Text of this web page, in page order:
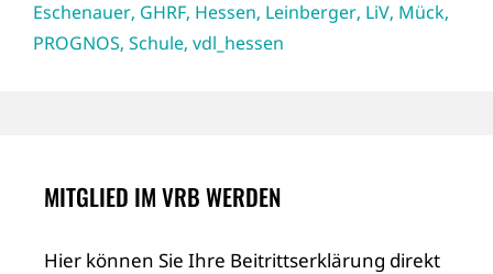
Eschenauer, GHRF, Hessen, Leinberger, LiV, Mück,
PROGNOS, Schule, vdl_hessen
MITGLIED IM VRB WERDEN
Hier können Sie Ihre Beitrittserklärung direkt